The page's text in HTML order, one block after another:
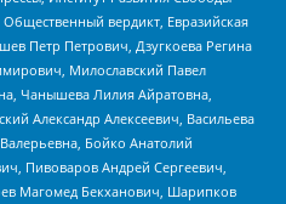
вердикт, Евразийская
Петр Петрович, Дзугкоева Регина
Милославский Павел
Чанышева Лилия Айратовна,
Александр Алексеевич, Васильева
Бойко Анатолий
Пивоваров Андрей Сергеевич,
Магомед Бекханович, Шарипков